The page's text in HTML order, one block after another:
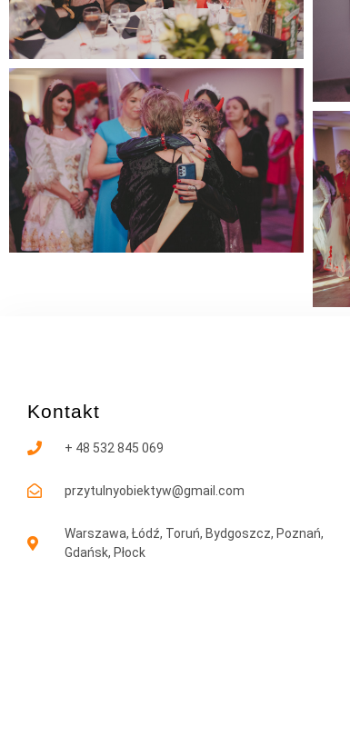
Kontakt
+ 48 532 845 069
przytulnyobiektyw@gmail.com
Warszawa, Łódź, Toruń, Bydgoszcz, Poznań,
Gdańsk, Płock